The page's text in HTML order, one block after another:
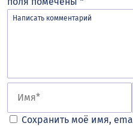
Сохранить моё имя,